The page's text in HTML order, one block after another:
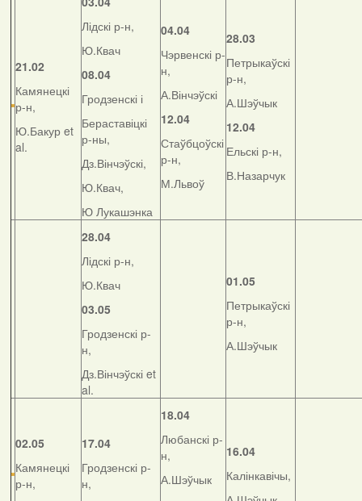
21.02
Камянецкі
р-н,
Ю.Бакур et
al.
Лідскі р-н,
Ю.Квач
08.04
Гродзенскі і
Бераставіцкі
р-ны,
Дз.Вінчэўскі,
Ю.Квач,
Ю Лукашэнка
04.04
Чэрвенскі р-
н,
А.Вінчэўскі
12.04
Стаўбцоўскі
р-н,
М.Львоў
28.03
Петрыкаўскі
р-н,
А.Шэўчык
12.04
Ельскі р-н,
В.Назарчук
28.04
Лідскі р-н,
Ю.Квач
03.05
Гродзенскі р-
н,
Дз.Вінчэўскі et
al.
01.05
Петрыкаўскі
р-н,
А.Шэўчык
02.05
Камянецкі
р-н,
17.04
Гродзенскі р-
н,
18.04
Любанскі р-
н,
А.Шэўчык
16.04
Калінкавічы,